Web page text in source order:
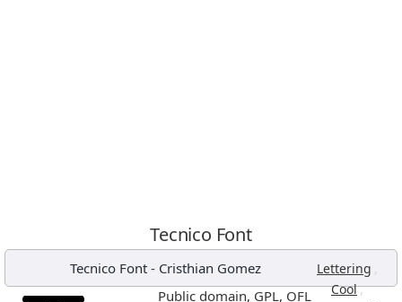
Tecnico Font
Tecnico Font- Cristhian Gomez Lettering ,
Cool,
Public domain, GPL, OFL